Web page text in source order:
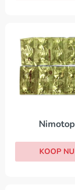
Nimotop
KOOP NU